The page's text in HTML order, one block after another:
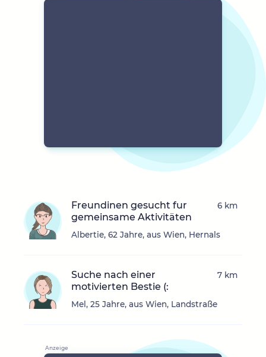
Freundinen gesucht fur
gemeinsame Aktivitäten
Albertie, 62 Jahre, aus Wien, Hernals
6 km
Suche nach einer
motivierten Bestie (:
Mel, 25 Jahre, aus Wien, Landstraße
7 km